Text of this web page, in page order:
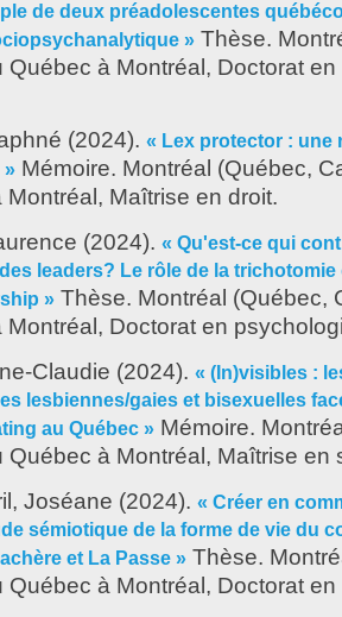
de deux préadolescentes
» Thèse.
Québec à Montréal, Doctorat
(2024). « Lex protector : une
» Mémoire. Montréal (Québec,
Maîtrise en droit.
(2024). « Qu'est-ce qui
leaders? Le rôle de la
» Thèse. Montréal (Québec,
Montréal, Doctorat en
Claudie (2024). « (In)visibles :
lesbiennes/gaies et bisexuelles
au Québec » Mémoire.
Québec à Montréal, Maîtrise en
Joséane (2024). « Créer en
sémiotique de la forme de vie du
et La Passe » Thèse.
Québec à Montréal, Doctorat